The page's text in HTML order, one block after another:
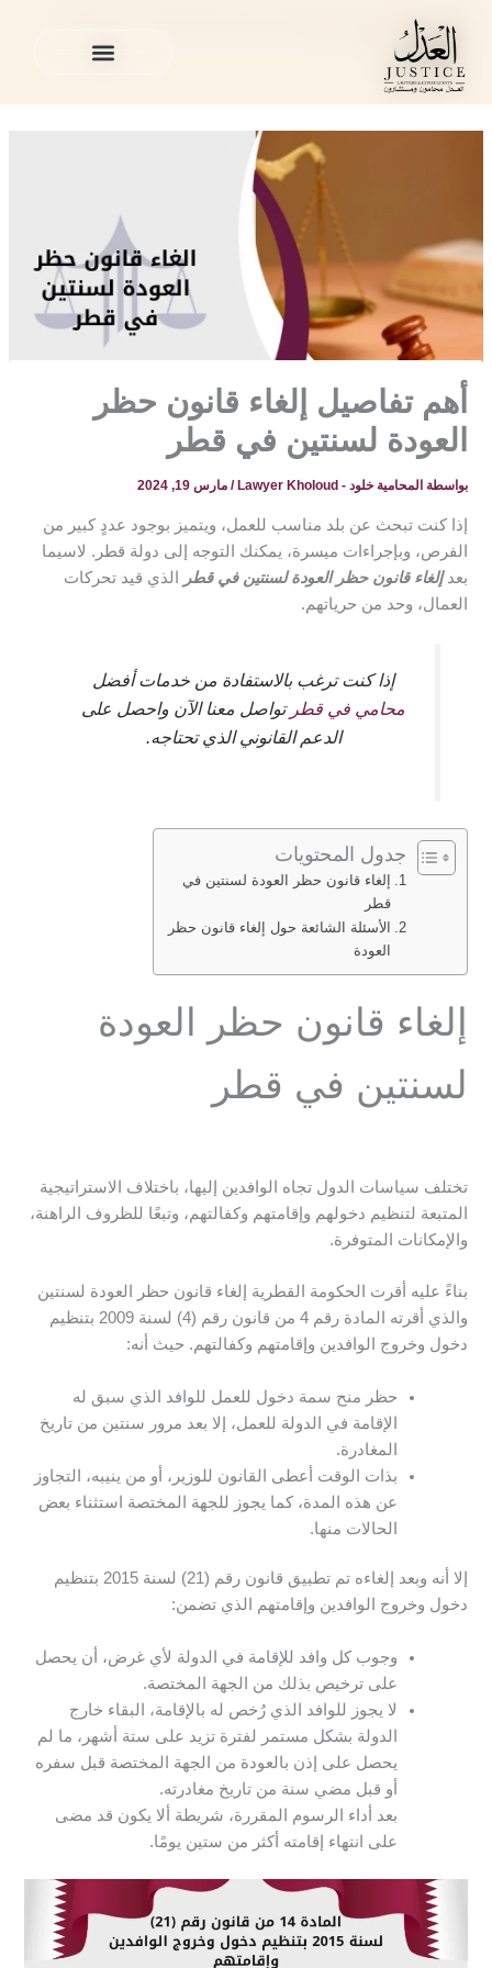
المحتوى
المدونة القانونية
لسنتين في قطر
أهم تفاصيل إلغاء قانون حظر
العودة لسنتين في قطر
بواسطة المحامية خلود - Lawyer Kholoud /مارس 19, 2024
إذا كنت تبحث عن بلد مناسب للعمل، ويتميز بوجود عددٍ كبير من
الفرص، وبإجراءات ميسرة، يمكنك التوجه إلى دولة قطر. لاسيما
بعدإلغاء قانون حظر العودة لسنتين في قطر
الذي قيد تحركات
العمال، وحد من حرياتهم.
إذا كنت ترغب بالاستفادة من خدمات أفضل
محامي في قطر تواصل معنا الآن واحصل على
الدعم القانوني الذي تحتاجه.
جدول المحتويات
إلغاء قانون حظر العودة لسنتين في
قطر
الأسئلة الشائعة حول إلغاء قانون حظر
العودة
إلغاء قانون حظر العودة
لسنتين في قطر
تختلف سياسات الدول تجاه الوافدين إليها، باختلاف الاستراتيجية
المتبعة لتنظيم دخولهم وإقامتهم وكفالتهم، وتبعًا للظروف الراهنة،
والإمكانات المتوفرة.
بناءً عليه أقرت الحكومة القطرية إلغاء قانون حظر العودة لسنتين
والذي أقرته المادة رقم 4 من قانون رقم (4) لسنة 2009 بتنظيم
دخول وخروج الوافدين وإقامتهم وكفالتهم. حيث أنه:
حظر منح سمة دخول للعمل للوافد الذي سبق له
الإقامة في الدولة للعمل، إلا بعد مرور سنتين من تاريخ
المغادرة.
بذات الوقت أعطى القانون للوزير، أو من ينيبه، التجاوز
عن هذه المدة، كما يجوز للجهة المختصة استثناء بعض
الحالات منها.
إلا أنه وبعد إلغاءه تم تطبيق قانون رقم (21) لسنة 2015 بتنظيم
دخول وخروج الوافدين وإقامتهم الذي تضمن:
وجوب كل وافد للإقامة في الدولة لأي غرض، أن يحصل
على ترخيص بذلك من الجهة المختصة.
لا يجوز للوافد الذي رُخص له بالإقامة، البقاء خارج
الدولة بشكل مستمر لفترة تزيد على ستة أشهر، ما لم
يحصل على إذن بالعودة من الجهة المختصة قبل سفره
أو قبل مضي سنة من تاريخ مغادرته.
بعد أداء الرسوم المقررة، شريطة ألا يكون قد مضى
على انتهاء إقامته أكثر من ستين يومًا.